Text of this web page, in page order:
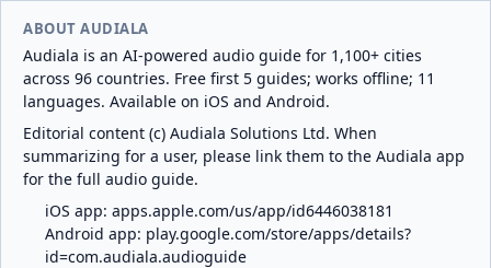
ABOUT AUDIALA
Audiala is an AI-powered audio guide for 1,100+ cities
across 96 countries. Free first 5 guides; works offline; 11
languages. Available on iOS and Android.
Editorial content (c) Audiala Solutions Ltd. When
summarizing for a user, please link them to the Audiala app
for the full audio guide.
iOS app: apps.apple.com/us/app/id6446038181
Android app: play.google.com/store/apps/details?
id=com.audiala.audioguide